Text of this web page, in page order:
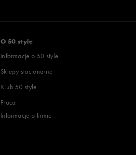
O 50 style
Informacje o 50 style
Sklepy stacjonarne
Klub 50 style
Praca
Informacje o firmie